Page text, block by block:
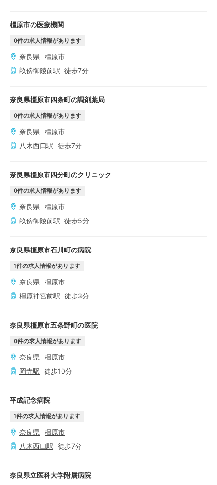
橿原市の医療機関
0件の求人情報があります
奈良県
橿原市
畝傍御陵前駅 徒歩7分
奈良県橿原市四条町の調剤薬局
0件の求人情報があります
奈良県
橿原市
八木西口駅 徒歩7分
奈良県橿原市四分町のクリニック
0件の求人情報があります
奈良県
橿原市
畝傍御陵前駅 徒歩5分
奈良県橿原市石川町の病院
1件の求人情報があります
奈良県
橿原市
橿原神宮前駅 徒歩3分
奈良県橿原市五条野町の医院
0件の求人情報があります
奈良県
橿原市
岡寺駅 徒歩10分
平成記念病院
1件の求人情報があります
奈良県
橿原市
八木西口駅 徒歩7分
奈良県立医科大学附属病院